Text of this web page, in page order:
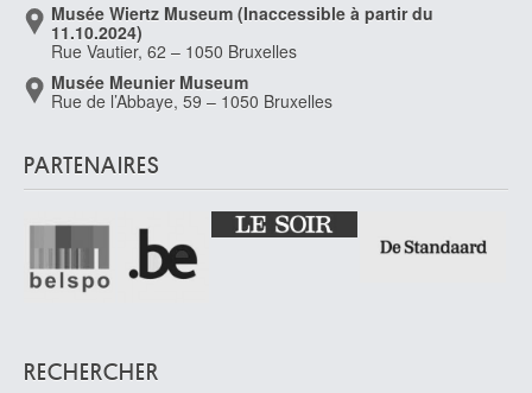
Musée Wiertz Museum (Inaccessible à partir du
11.10.2024)
Rue Vautier, 62 – 1050 Bruxelles
Musée Meunier Museum
Rue de l’Abbaye, 59 – 1050 Bruxelles
PARTENAIRES
RECHERCHER